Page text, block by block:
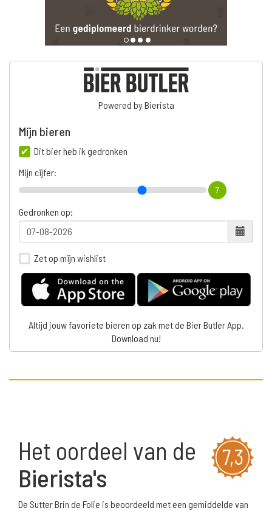
Powered by Bierista
Mijn bieren
Dit bier heb ik gedronken
Mijn cijfer:
7
Gedronken op:
Zet op mijn wishlist
Altijd jouw favoriete bieren op zak met de Bier Butler App.
Download nu!
7,3
Het oordeel van de
Bierista's
De Sutter Brin de Folie is beoordeeld met een gemiddelde van